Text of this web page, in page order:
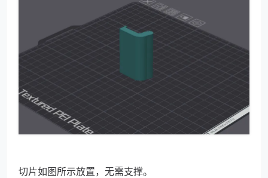
切片如图所示放置，无需支撑。